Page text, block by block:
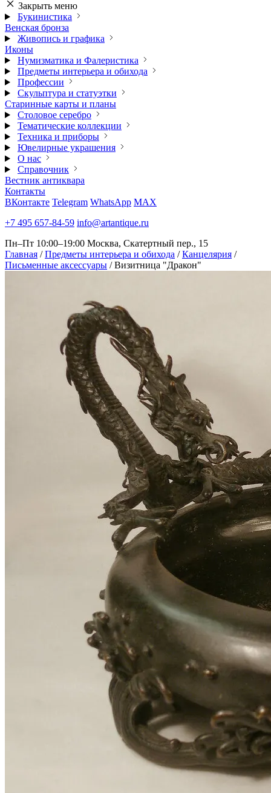
Закрыть меню
Букинистика
Венская бронза
Живопись и графика
Иконы
Нумизматика и Фалеристика
Предметы интерьера и обихода
Профессии
Скульптура и статуэтки
Старинные карты и планы
Столовое серебро
Тематические коллекции
Техника и приборы
Ювелирные украшения
О нас
Справочник
Вестник антиквара
Контакты
ВКонтакте Telegram WhatsApp MAX
+7 495 657-84-59 info@artantique.ru
Пн–Пт 10:00–19:00 Москва, Скатертный пер., 15
Главная / Предметы интерьера и обихода / Канцелярия /
Письменные аксессуары / Визитница "Дракон"